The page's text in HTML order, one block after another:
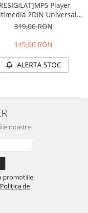
Player
2DIN Universal,
WinCE, Bluetooth, USB,
Auxiliar, Mirrorlink,
Copie
319,00 RON
149,00 RON
ALERTA STOC
noastre
promotiile
Politica de